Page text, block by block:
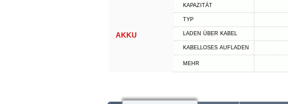
AKKU
KAPAZITÄT
TYP
LADEN ÜBER KABEL
KABELLOSES AUFLADEN
MEHR